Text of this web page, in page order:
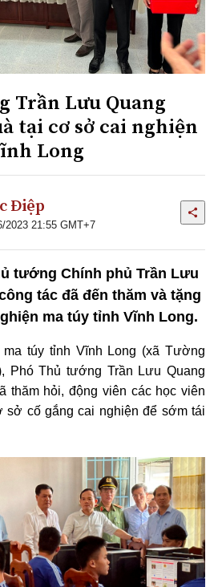
Trần Lưu Quang
tại cơ sở cai nghiện
Long
Điệp
2023 21:55 GMT+7
tướng Chính phủ Trần Lưu
tác đã đến thăm và tặng
ma túy tỉnh Vĩnh Long.
túy tỉnh Vĩnh Long (xã Tường
Phó Thủ tướng Trần Lưu Quang
thăm hỏi, động viên các học viên
sở cố gắng cai nghiện để sớm tái